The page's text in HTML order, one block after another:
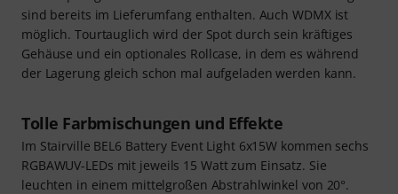
sind bereits im Lieferumfang enthalten. Auch WDMX ist
möglich. Tourtauglich wird der Spot durch sein kräftiges
Gehäuse und ein optionales Rollcase, in dem es während
der Lagerung gleich schon mal aufgeladen werden kann.
Tolle Farbmischungen und Effekte
Im Stairville BEL6 Battery Event Light 6x15W kommen sechs
RGBAWUV-LEDs mit jeweils 15 Watt zum Einsatz. Sie
leuchten in einem mittelgroßen Abstrahlwinkel von 20°.